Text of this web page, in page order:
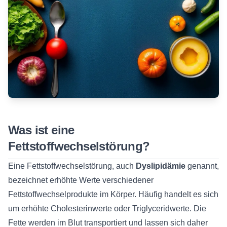
Was ist eine
Fettstoffwechselstörung?
Eine Fettstoffwechselstörung, auch Dyslipidämie genannt,
bezeichnet erhöhte Werte verschiedener
Fettstoffwechselprodukte im Körper. Häufig handelt es sich
um erhöhte Cholesterinwerte oder Triglyceridwerte. Die
Fette werden im Blut transportiert und lassen sich daher